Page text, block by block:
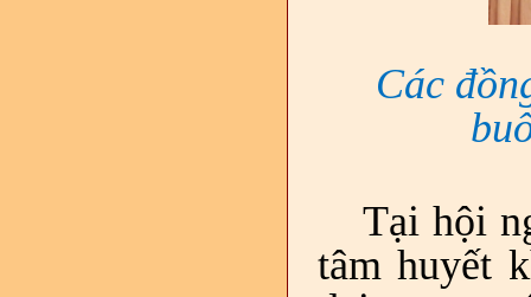
Các
Tại hội
tâm huyết